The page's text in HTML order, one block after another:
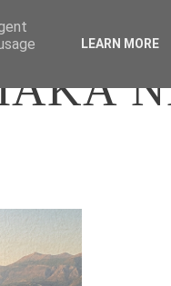
LEARN MORE